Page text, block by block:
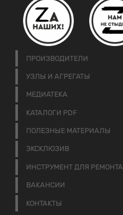
ПРОИЗВОДИТЕЛИ
УЗЛЫ И АГРЕГАТЫ
МЕДИАТЕКА
КАТАЛОГИ PDF
ПОЛЕЗНЫЕ МАТЕРИАЛЫ
ЭКСКЛЮЗИВ
ИНСТРУМЕНТ ДЛЯ РЕМОНТА
ВАКАНСИИ
КОНТАКТЫ